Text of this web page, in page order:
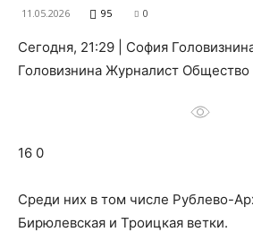
о
11.05.2026 95 0
Сегодня, 21:29 | София
Головизнина Журналист Общество
16 0
Среди них в том числе Рублево-
Бирюлевская и Троицкая ветки.